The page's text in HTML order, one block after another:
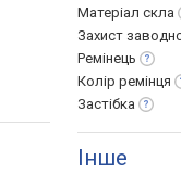
Матеріал скла
Захист
Ремінець
Колір ремінця
Застібка
Інше